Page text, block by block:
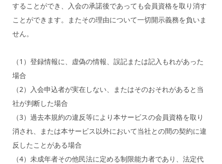
することができ、入会の承諾後であっても会員資格を取り消す
ことができます。またその理由について一切開示義務を負いま
せん。
（1）登録情報に、虚偽の情報、誤記または記入もれがあった
場合
（2）入会申込者が実在しない、またはそのおそれがあると当
社が判断した場合
（3）過去本規約の違反等により本サービスの会員資格を取り
消され、または本サービス以外において当社との間の契約に違
反したことがある場合
（4）未成年者その他民法に定める制限能力者であり、法定代